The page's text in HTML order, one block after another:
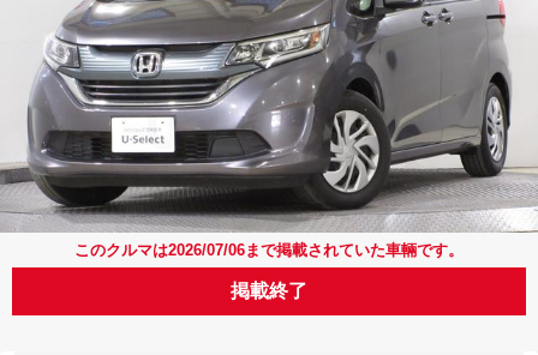
このクルマは2026/07/06まで掲載されていた車輛です。
掲載終了